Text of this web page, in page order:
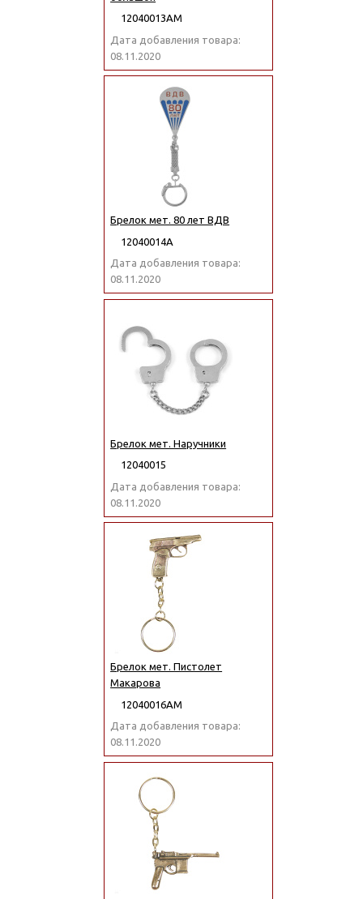
12040013АМ
Дата добавления товара:
08.11.2020
Брелок мет. 80 лет ВДВ
12040014А
Дата добавления товара:
08.11.2020
Брелок мет. Наручники
12040015
Дата добавления товара:
08.11.2020
Брелок мет. Пистолет
Макарова
12040016АМ
Дата добавления товара:
08.11.2020